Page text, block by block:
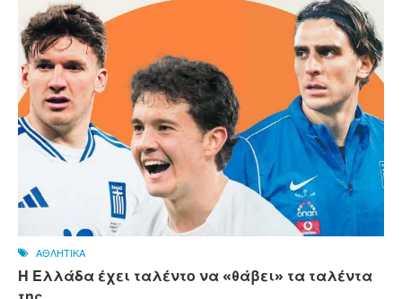
ΑΘΛΗΤΙΚΑ
Η Ελλάδα έχει ταλέντο να «θάβει» τα ταλέντα